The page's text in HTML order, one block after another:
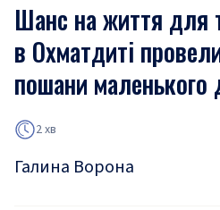
Шанс на життя для
в Охматдиті
пошани маленького
2 хв
Галина Ворона